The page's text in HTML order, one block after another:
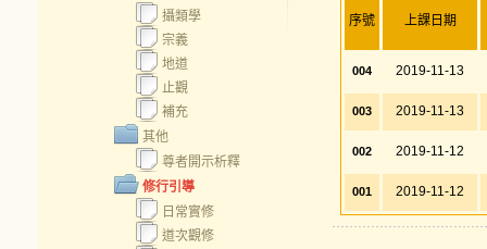
攝類學
宗義
地道
止觀
補充
其他
尊者開示析釋
修行引導
日常實修
道次觀修
序號 上課日期
004 2019-11-13
003 2019-11-13
002 2019-11-12
001 2019-11-12